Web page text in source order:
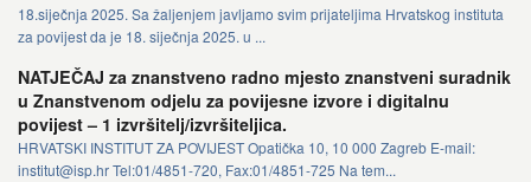
18.siječnja 2025. Sa žaljenjem javljamo svim prijateljima Hrvatskog instituta
za povijest da je 18. siječnja 2025. u ...
NATJEČAJ za znanstveno radno mjesto znanstveni suradnik
u Znanstvenom odjelu za povijesne izvore i digitalnu
povijest – 1 izvršitelj/izvršiteljica.
HRVATSKI INSTITUT ZA POVIJEST Opatička 10, 10 000 Zagreb E-mail:
institut@isp.hr Tel:01/4851-720, Fax:01/4851-725 Na tem...